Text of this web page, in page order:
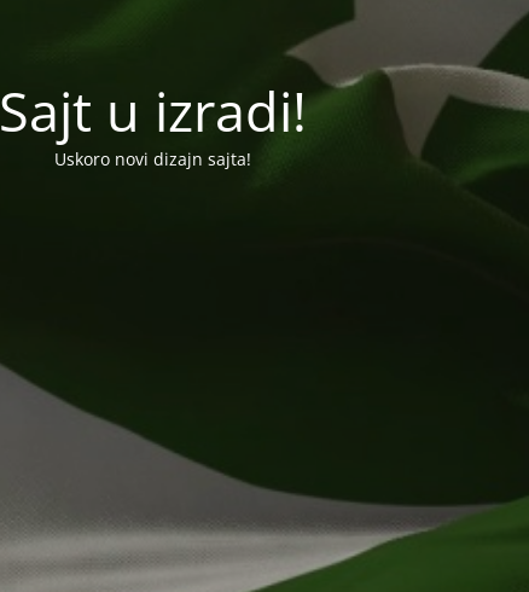
Sajt u izradi!
Uskoro novi dizajn sajta!